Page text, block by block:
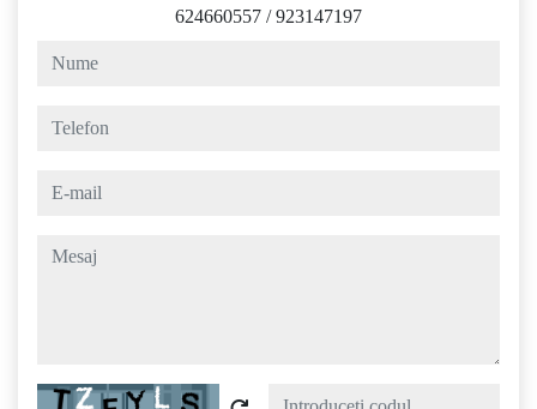
624660557 /923147197
nume
telefon
e-mail
mesaj
Captcha